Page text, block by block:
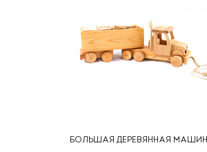
БОЛЬШАЯ ДЕРЕВЯННАЯ